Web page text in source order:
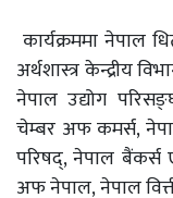
कार्यक्रममा नेपाल
अर्थशास्त्र केन्द्रीय
नेपाल उद्योग
चेम्बर अफ कमर्स,
परिषद्, नेपाल
अफ नेपाल, नेपाल